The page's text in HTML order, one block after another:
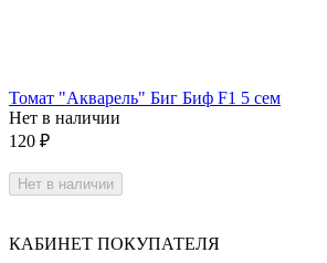
Томат "Акварель" Биг Биф F1 5 сем
Нет в наличии
120 ₽
Нет в наличии
КАБИНЕТ ПОКУПАТЕЛЯ